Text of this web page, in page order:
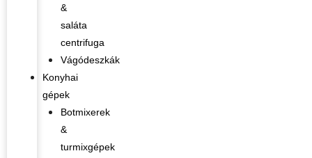
&
saláta
centrifuga
Vágódeszkák
Konyhai
gépek
Botmixerek
&
turmixgépek